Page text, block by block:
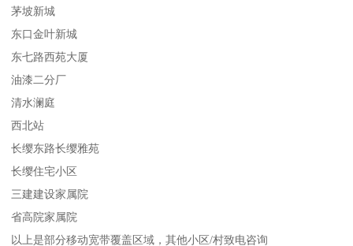
茅坡新城
东口金叶新城
东七路西苑大厦
油漆二分厂
清水澜庭
西北站
长缨东路长缨雅苑
长缨住宅小区
三建建设家属院
省高院家属院
以上是部分移动宽带覆盖区域，其他小区/村致电咨询